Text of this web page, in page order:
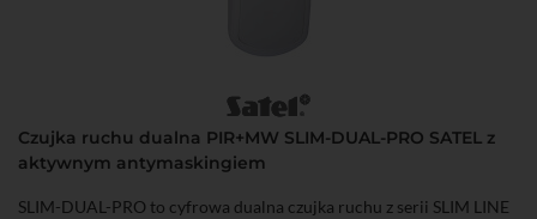
Czujka ruchu dualna PIR+MW SLIM-DUAL-PRO SATEL z
aktywnym antymaskingiem
SLIM-DUAL-PRO to cyfrowa dualna czujka ruchu z serii SLIM LINE